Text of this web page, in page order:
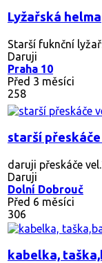
Lyžařská helma
Starší fuknční
Daruji
Praha 10
Před 3 měsíci
258
starší
daruji přeskáče
Daruji
Dolní Dobrouč
Před 6 měsíci
306
kabelka,